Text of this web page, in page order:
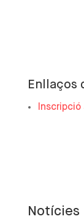
Enllaços
Notícies